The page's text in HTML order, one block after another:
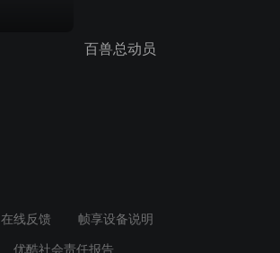
百兽总动员
在线反馈 帧享设备说明
优酷社会责任报告